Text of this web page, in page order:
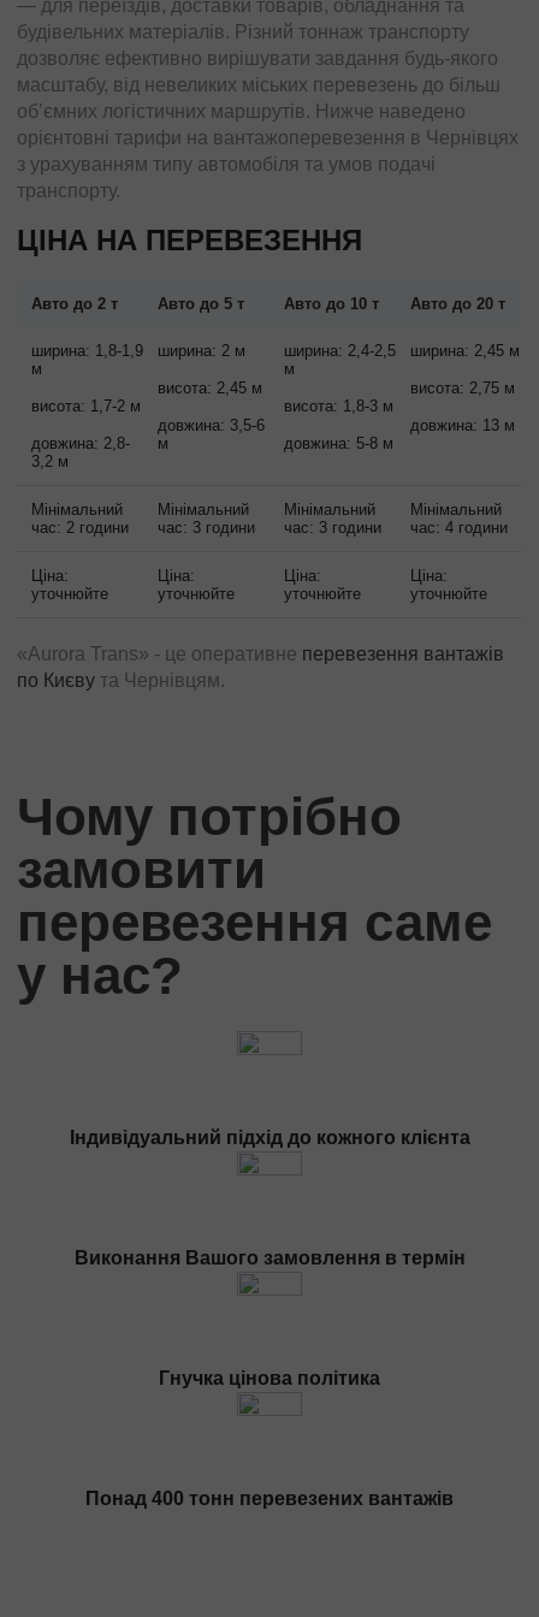
Доставка вантажів в (з) Іспанії
Доставка вантажів в (з) Албанії
Доставка вантажів в (з) Італії
Доставка вантажів в (з) Польщі
Доставка вантажів в (з) Німеччини
Вантажоперевезення в (з) Франції
Доставка вантажів в (з) Бельгії
Доставка вантажів в (з) Литви
Доставка вантажів в (з) Швейцарії
Доставка вантажів в (з) Туреччину
Вантажоперевезення в (з) Ісландію
Доставка вантажів до (з) Північної Македонії
Негабаритні перевезення
Будівельне обладнання
Трактори
Комбайни
Обладнання та техніка
Длинномери (балки, металоконструкції)
Великотоннажні вантажі
Попутні перевезення
Довантаження
Проектні перевезення
Сертифікація продукції
Страхування вантажів
Міжміський переїзд
Промисловий переїзд
За типом транспорту
Зерновози
— для переїздів, доставки товарів, обладнання та
будівельних матеріалів. Різний тоннаж транспорту
дозволяє ефективно вирішувати завдання будь-якого
масштабу, від невеликих міських перевезень до більш
об’ємних логістичних маршрутів. Нижче наведено
орієнтовні тарифи на вантажоперевезення в Чернівцях
з урахуванням типу автомобіля та умов подачі
транспорту.
ЦІНА НА ПЕРЕВЕЗЕННЯ
Авто до 2 т Авто до 5 т Авто до 10 т Авто до 20 т
ширина: 1,8-1,9
м
висота: 1,7-2 м
довжина: 2,8-
3,2 м
ширина: 2 м
висота: 2,45 м
довжина: 3,5-6
м
ширина: 2,4-2,5
м
висота: 1,8-3 м
довжина: 5-8 м
ширина: 2,45 м
висота: 2,75 м
довжина: 13 м
Мінімальний
час: 2 години
Мінімальний
час: 3 години
Мінімальний
час: 3 години
Мінімальний
час: 4 години
Ціна:
уточнюйте
Ціна:
уточнюйте
Ціна:
уточнюйте
Ціна:
уточнюйте
«Aurora Trans» - це оперативне перевезення вантажів
по Києву та Чернівцям.
Чому потрібно
замовити
перевезення саме
у нас?
Індивідуальний підхід до кожного клієнта
Виконання Вашого замовлення в термін
Гнучка цінова політика
Понад 400 тонн перевезених вантажів